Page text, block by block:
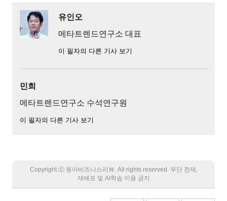
유인오
메타트렌드연구소 대표
이 필자의 다른 기사 보기
민희
메타트렌드연구소 수석연구원
이 필자의 다른 기사 보기
Copyright Ⓒ 동아비즈니스리뷰. All rights reserved. 무단 전재,
재배포 및 AI학습 이용 금지